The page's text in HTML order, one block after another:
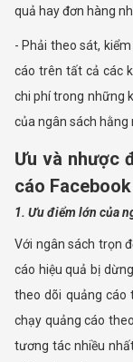
quả hay đơn hàng
- Phải theo sát,
cáo trên tất cả các
chi phí trong những
của ngân sách hằng
Ưu và nhược
cáo
1. Ưu điểm lớn của
Với ngân sách trọn
cáo hiệu quả bị
theo dõi quảng cáo
chạy quảng cáo
tương tác nhiều